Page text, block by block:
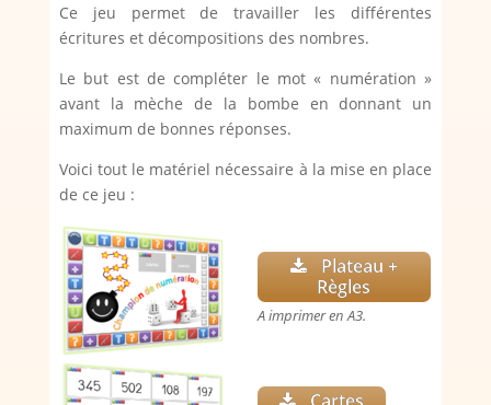
Ce jeu permet de travailler les différentes
écritures et décompositions des nombres.
Le but est de compléter le mot « numération »
avant la mèche de la bombe en donnant un
maximum de bonnes réponses.
Voici tout le matériel nécessaire à la mise en place
de ce jeu :
Plateau +
Règles
A imprimer en A3.